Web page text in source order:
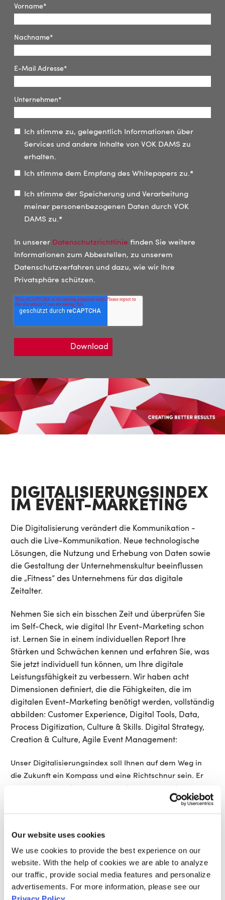
Our website uses cookies
We use cookies to provide the best experience on our
website. With the help of cookies we are able to analyze
our traffic, provide social media features and personalize
advertisements. For more information, please see our
Vorname*
Nachname*
E-Mail Adresse*
Unternehmen*
Ich stimme zu, gelegentlich Informationen über
Services und andere Inhalte von VOK DAMS zu
erhalten.
Ich stimme dem Empfang des Whitepapers zu.*
Ich stimme der Speicherung und Verarbeitung
meiner personenbezogenen Daten durch VOK
DAMS zu.*
In unserer Datenschutzrichtlinie finden Sie weitere
Informationen zum Abbestellen, zu unserem
Datenschutzverfahren und dazu, wie wir Ihre
Privatsphäre schützen.
DIGITALISIERUNGSINDEX
IM EVENT-MARKETING
Die Digitalisierung verändert die Kommunikation -
auch die Live-Kommunikation. Neue technologische
Lösungen, die Nutzung und Erhebung von Daten sowie
die Gestaltung der Unternehmenskultur beeinflussen
die „Fitness“ des Unternehmens für das digitale
Zeitalter.
Nehmen Sie sich ein bisschen Zeit und überprüfen Sie
im Self-Check, wie digital Ihr Event-Marketing schon
ist. Lernen Sie in einem individuellen Report Ihre
Stärken und Schwächen kennen und erfahren Sie, was
Sie jetzt individuell tun können, um Ihre digitale
Leistungsfähigkeit zu verbessern. Wir haben acht
Dimensionen definiert, die die Fähigkeiten, die im
digitalen Event-Marketing benötigt werden, vollständig
abbilden: Customer Experience, Digital Tools, Data,
Process Digitization, Culture & Skills. Digital Strategy,
Creation & Culture, Agile Event Management:
Unser Digitalisierungsindex soll Ihnen auf dem Weg in
die Zukunft ein Kompass und eine Richtschnur sein. Er
kann Ihnen dabei helfen, zu bestimmen, was sinnvolle
nächste (große oder kleine) Schritte sind und welche
Dimensionen Sie noch stärker in den Blick nehmen
digitale Zukunft zu überführen.
Self-Check starten
Wenn Sie im Anschluss noch weitergehende Information